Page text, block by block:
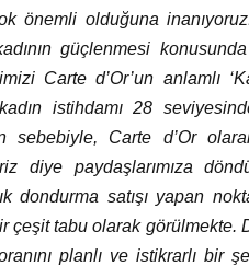
önemli olduğuna
güçlenmesi konusunda
Carte d’Or’un anlamlı
istihdamı 28
sebebiyle, Carte d’Or
diye paydaşlarımıza
dondurma satışı yapan
çeşit tabu olarak
planlı ve istikrarlı bir